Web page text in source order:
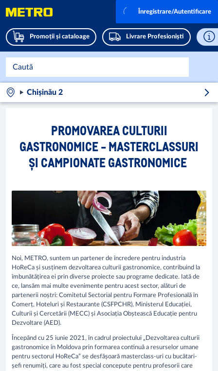
Promoții și cataloage Livrare Profesioniști
Înregistrare/Autentificare
Chișinău 2
PROMOVAREA CULTURII
GASTRONOMICE - MASTERCLASSURI
ȘI CAMPIONATE GASTRONOMICE
Noi, METRO, suntem un partener de încredere pentru industria
HoReCa și susținem dezvoltarea culturii gastronomice, contribuind la
îmbunătățirea ei prin diverse proiecte sau programe dedicate. Iată de
ce, lansăm mai multe evenimente pentru acest sector, alături de
partenerii noștri: Comitetul Sectorial pentru Formare Profesională în
Comerț, Hoteluri și Restaurante (CSFPCHR), Ministerul Educației,
Culturii și Cercetării (MECC) și Asociația Obștească Educație pentru
Dezvoltare (AED).
Începând cu 25 iunie 2021, în cadrul proiectului „Dezvoltarea culturii
gastronomice în Moldova prin formarea continuă a resurselor umane
pentru sectorul HoReCa” se desfășoară masterclass-uri cu bucătari-
șefi renumiți, care au fost special concepute pentru profesorii care